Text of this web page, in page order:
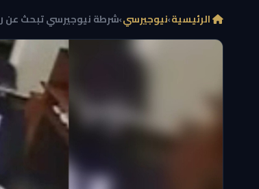
الرئيسية›نيوجيرسي›شرطة نيوجيرسي تبحث عن